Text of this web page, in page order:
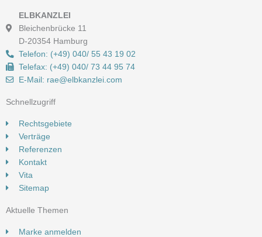
ELBKANZLEI
Bleichenbrücke 11
D-20354 Hamburg
Telefon: (+49) 040/ 55 43 19 02
Telefax: (+49) 040/ 73 44 95 74
E-Mail: rae@elbkanzlei.com​
Schnellzugriff
Rechtsgebiete
Verträge
Referenzen
Kontakt
Vita
Sitemap
Aktuelle Themen
Marke anmelden